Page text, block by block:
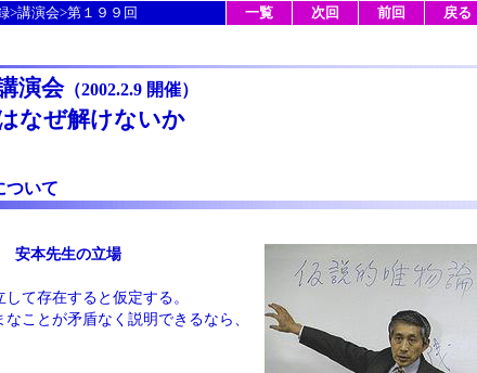
>講演会>第１９９回 一覧 次回 前回 戻る
演会（2002.2.9 開催）
なぜ解けないか
いて
安本先生の立場
て存在すると仮定する。
ことが矛盾なく説明できるなら、